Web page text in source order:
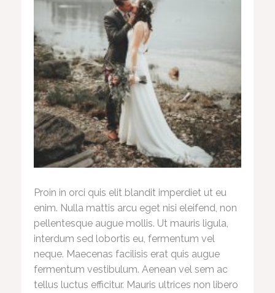
Proin in orci quis elit blandit imperdiet ut eu
enim. Nulla mattis arcu eget nisi eleifend, non
pellentesque augue mollis. Ut mauris ligula,
interdum sed lobortis eu, fermentum vel
neque. Maecenas facilisis erat quis augue
fermentum vestibulum. Aenean vel sem ac
tellus luctus efficitur. Mauris ultrices non libero